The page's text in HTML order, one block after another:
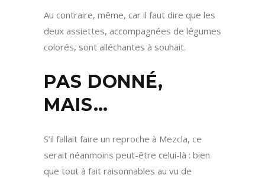
Au contraire, même, car il faut dire que les
deux assiettes, accompagnées de légumes
colorés, sont alléchantes à souhait.
PAS DONNÉ,
MAIS…
S’il fallait faire un reproche à Mezcla, ce
serait néanmoins peut-être celui-là : bien
que tout à fait raisonnables au vu de